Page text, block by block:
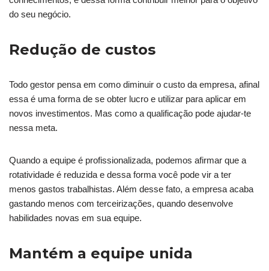
do seu negócio.
Redução de custos
Todo gestor pensa em como diminuir o custo da empresa, afinal
essa é uma forma de se obter lucro e utilizar para aplicar em
novos investimentos. Mas como a qualificação pode ajudar-te
nessa meta.
Quando a equipe é profissionalizada, podemos afirmar que a
rotatividade é reduzida e dessa forma você pode vir a ter
menos gastos trabalhistas. Além desse fato, a empresa acaba
gastando menos com terceirizações, quando desenvolve
habilidades novas em sua equipe.
Mantém a equipe unida